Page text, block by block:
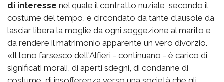
di interesse nel quale il contratto nuziale, secondo il
costume del tempo, è circondato da tante clausole da
lasciar libera la moglie da ogni soggezione al marito e
da rendere il matrimonio apparente un vero divorzio.
«Il tono farsesco dell'Alfieri - continuano - è carico di
significati morali, di aperti sdegni, di condanne di